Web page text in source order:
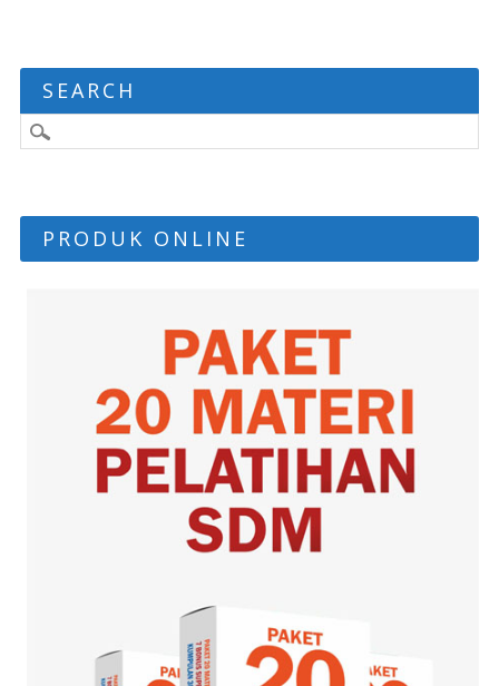
SEARCH
PRODUK ONLINE